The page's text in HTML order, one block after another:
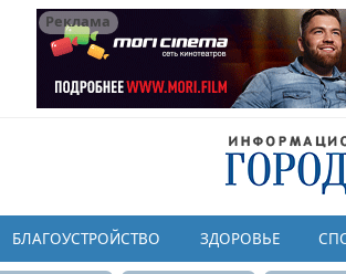
Реклама
БЛАГОУСТРОЙСТВО ЗДОРОВЬЕ